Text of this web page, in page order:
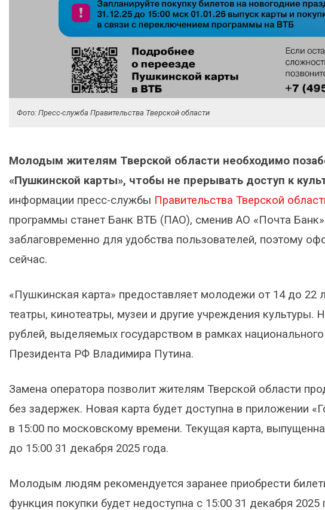
Фото: Пресс-служба Правительства Тверской области
Молодым жителям Тверской области необходимо
«Пушкинской карты», чтобы не прерывать доступ к
информации пресс-службы Правительства Тверской
программы станет Банк ВТБ (ПАО), сменив АО «Почта
заблаговременно для удобства пользователей, поэтому
сейчас.
«Пушкинская карта» предоставляет молодежи от 14 до 22
театры, кинотеатры, музеи и другие учреждения культуры.
рублей, выделяемых государством в рамках
Президента РФ Владимира Путина.
Замена оператора позволит жителям Тверской области
без задержек. Новая карта будет доступна в приложении
в 15:00 по московскому времени. Текущая карта,
до 15:00 31 декабря 2025 года.
Молодым людям рекомендуется заранее приобрести
функция покупки будет недоступна с 15:00 31 декабря 2025